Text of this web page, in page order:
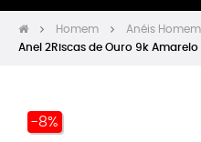
navigation
Homem Anéis Homem
Anel 2Riscas de Ouro 9k
-8%